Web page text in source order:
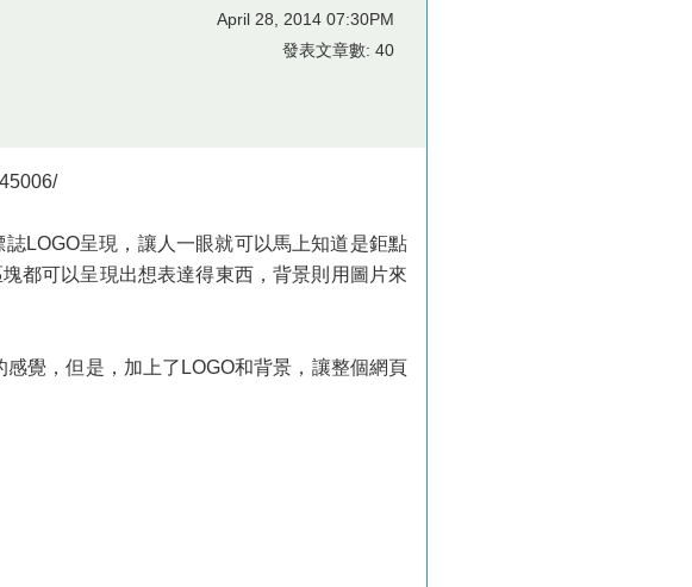
April 28, 2014 07:30PM
發表文章數: 40
LOGO呈現，讓人一眼就可以馬上知道是鉅點
都可以呈現出想表達得東西，背景則用圖片來
覺，但是，加上了LOGO和背景，讓整個網頁